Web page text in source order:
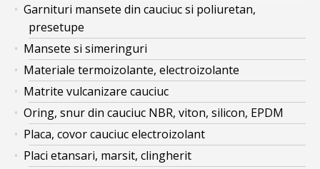
Garnituri mansete din cauciuc si poliuretan,
presetupe
Mansete si simeringuri
Materiale termoizolante, electroizolante
Matrite vulcanizare cauciuc
Oring, snur din cauciuc NBR, viton, silicon, EPDM
Placa, covor cauciuc electroizolant
Placi etansari, marsit, clingherit